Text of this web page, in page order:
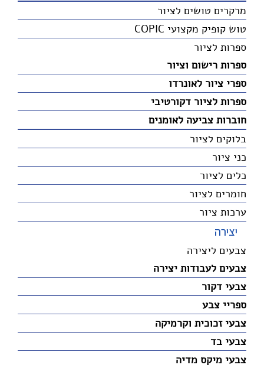
מרקרים טושים לציור
טוש קופיק מקצועי COPIC
ספרות לציור
ספרות רישום וציור
ספרי ציור לאונרדו
ספרות לציור דקורטיבי
חוברות צביעה לאומנים
בלוקים לציור
כני ציור
כלים לציור
חומרים לציור
ערכות ציור
יצירה
צבעים ליצירה
צבעים לעבודות יצירה
צבעי דקור
ספריי צבע
צבעי זכוכית וקרמיקה
צבעי בד
צבעי מיקס מדיה